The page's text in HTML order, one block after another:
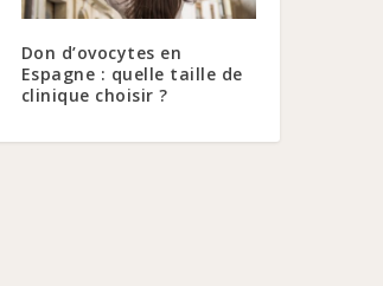
Don d’ovocytes en
Espagne : quelle taille de
clinique choisir ?